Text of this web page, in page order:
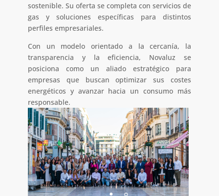
sostenible. Su oferta se completa con servicios de
gas y soluciones específicas para distintos
perfiles empresariales.
Con un modelo orientado a la cercanía, la
transparencia y la eficiencia, Novaluz se
posiciona como un aliado estratégico para
empresas que buscan optimizar sus costes
energéticos y avanzar hacia un consumo más
responsable.